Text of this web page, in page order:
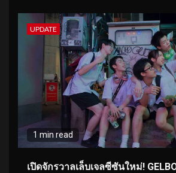
UPDATE
1 min read
เปิดจักรวาลเล็บเจลซีซันใหม่!